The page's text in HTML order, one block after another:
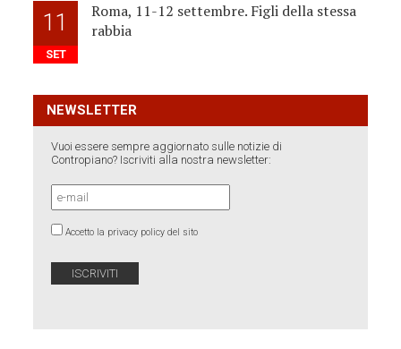
11
SET
Roma, 11-12 settembre. Figli della stessa
rabbia
NEWSLETTER
Vuoi essere sempre aggiornato sulle notizie di
Contropiano? Iscriviti alla nostra newsletter:
Accetto la privacy policy del sito